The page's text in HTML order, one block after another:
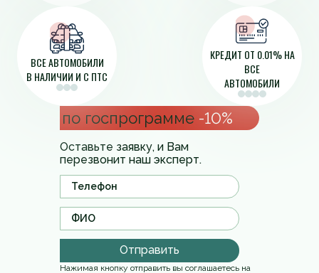
по госпрограмме -10%
Оставьте заявку, и Вам
перезвонит наш эксперт.
Отправить
Нажимая кнопку отправить вы соглашаетесь на
ВСЕ АВТОМОБИЛИ
В НАЛИЧИИ И С ПТС
КРЕДИТ ОТ 0.01% НА
ВСЕ
АВТОМОБИЛИ